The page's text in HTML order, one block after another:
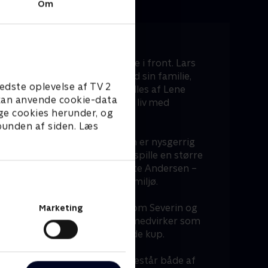
Om
oplevelse af TV 2
anvende cookie-data
cookies herunder, og
af siden. Læs
Marketing
hold af danske skuespillere i front. Lars
et stille liv i forstæderne med sin familie,
Hans kone Nina spilles af Lene
bliver de trukket tilbage i et liv med
planer.
af Rosemarie Mosbæk. Hun er nysgerrig
og kommer selv til at spille en større
som Jacqueline ses Lotte Andersen –
kontakt i det kriminelle miljø.
med Henning Jensen som Severin og
Amanda. Joachim Fjelstrup medvirker som
af familiens mange indviklede kup.
serien spænder bredt og består både af